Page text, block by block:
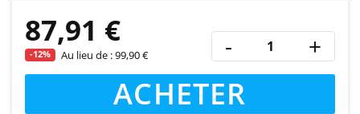
87,91 €
-12% Au lieu de :99,90 € - +
ACHETER